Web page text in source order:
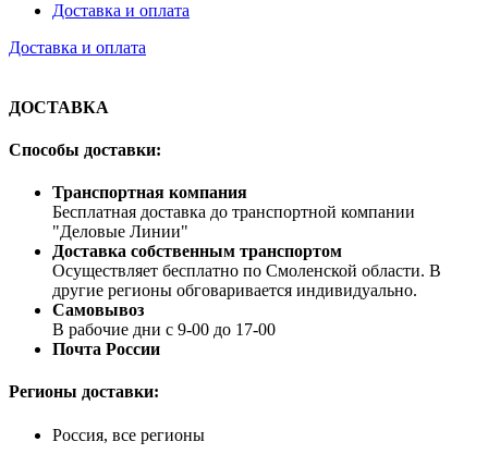
Доставка и оплата
Доставка и оплата
ДОСТАВКА
Способы доставки:
Транспортная компания
Бесплатная доставка до транспортной компании
"Деловые Линии"
Доставка собственным транспортом
Осуществляет бесплатно по Смоленской области. В
другие регионы обговаривается индивидуально.
Самовывоз
В рабочие дни с 9-00 до 17-00
Почта России
Регионы доставки:
Россия, все регионы